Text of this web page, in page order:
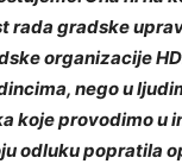
rada gradske
organizacije
nego u
koje provodimo u
odluku popratila